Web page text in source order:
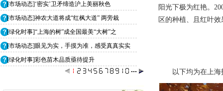
[市场动态]‘密实’卫矛缔造沪上美丽秋色
[市场动态]神农大道将成“红枫大道” 两旁栽
[绿化时事]“上海的树”成全国最美“大树”之
[市场动态]眼见为实，手摸为准，感受真真实实
[绿化时事]彩色苗木品质亟待提升
阳光下极为红艳。
区的种植、且红叶
以下均为在上